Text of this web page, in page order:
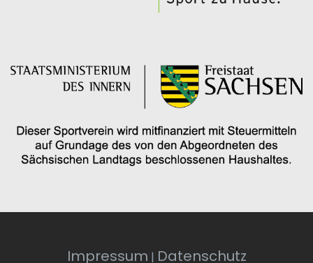
Impressum | Datenschutz